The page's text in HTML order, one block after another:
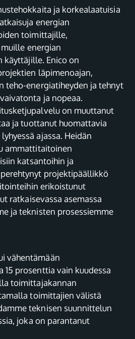
ja korkealaatuisia
energian
toimittajille,
energian
käyttäjille. Enico on
läpimenoajan,
teho-energiatiheyden ja tehnyt
ja nopeaa.
on muuttanut
ja tuottanut huomattavia
ajassa. Heidän
ammattitaitoinen
katsantoihin ja
projektipäällikkö
erikoistunut
ratkaisevassa asemassa
ja teknisten prosessiemme
vähentämään
prosenttia vain kuudessa
toimittajakannan
toimittajien välistä
teknisen suunnittelun
joka on parantanut